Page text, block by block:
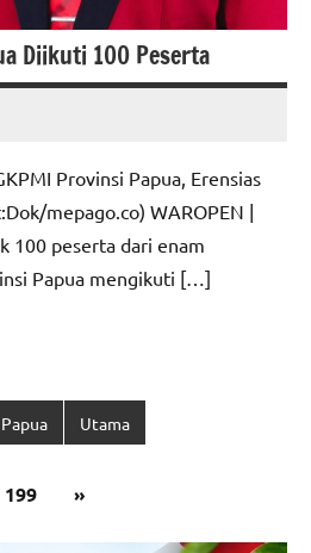
Diikuti 100 Peserta
Provinsi Papua, Erensias
mepago.co) WAROPEN |
100 peserta dari enam
Papua mengikuti […]
Papua Utama
199
Next
»